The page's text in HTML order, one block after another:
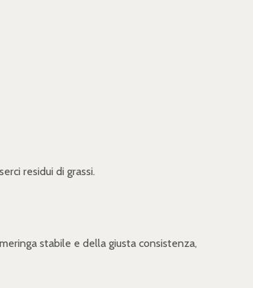
residui di grassi.
stabile e della giusta consistenza,